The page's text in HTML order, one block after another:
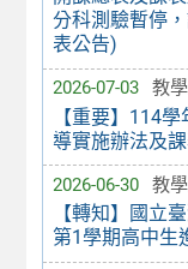
分科測驗暫停
表公告)
2026-07-03 教
【重要】114
導實施辦法及
2026-06-30 教
【轉知】國立
第1學期高中生